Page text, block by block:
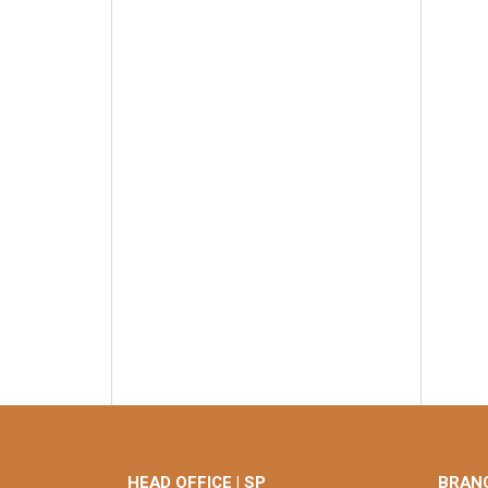
HEAD OFFICE | SP